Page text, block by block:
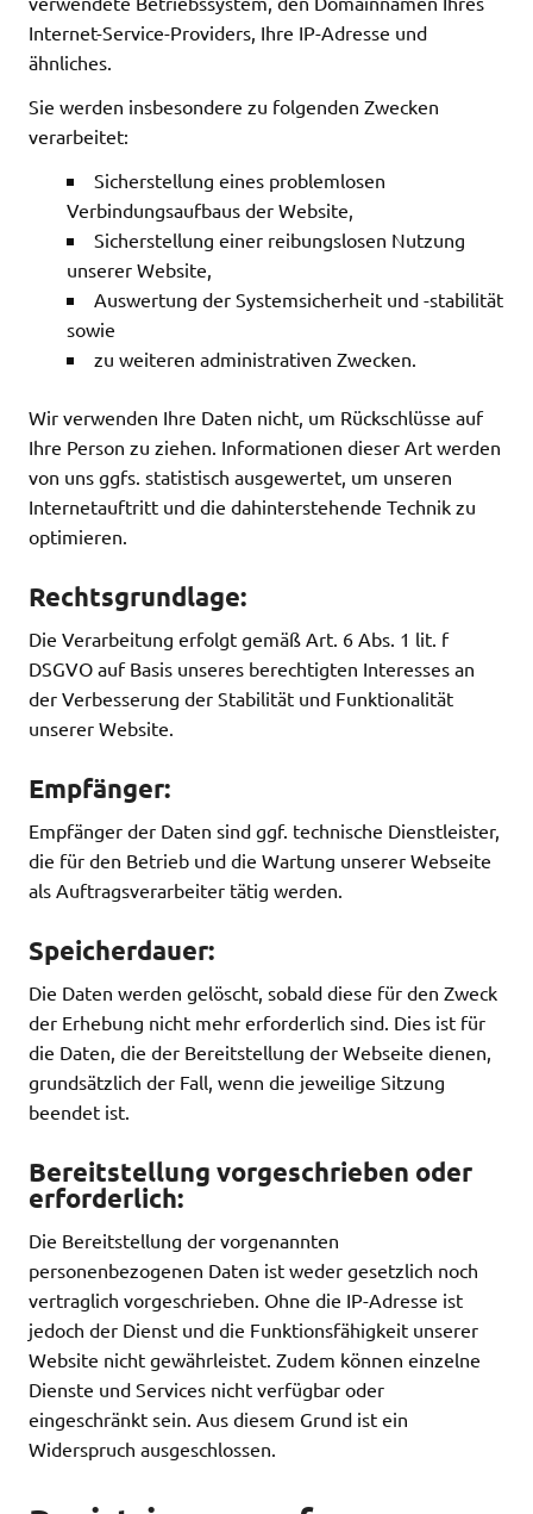
Internet-Service-Providers, Ihre IP-Adresse und
ähnliches.
Sie werden insbesondere zu folgenden Zwecken
verarbeitet:
Sicherstellung eines problemlosen
Verbindungsaufbaus der Website,
Sicherstellung einer reibungslosen Nutzung
unserer Website,
Auswertung der Systemsicherheit und -stabilität
sowie
zu weiteren administrativen Zwecken.
Wir verwenden Ihre Daten nicht, um Rückschlüsse auf
Ihre Person zu ziehen. Informationen dieser Art werden
von uns ggfs. statistisch ausgewertet, um unseren
Internetauftritt und die dahinterstehende Technik zu
optimieren.
Rechtsgrundlage:
Die Verarbeitung erfolgt gemäß Art. 6 Abs. 1 lit. f
DSGVO auf Basis unseres berechtigten Interesses an
der Verbesserung der Stabilität und Funktionalität
unserer Website.
Empfänger:
Empfänger der Daten sind ggf. technische Dienstleister,
die für den Betrieb und die Wartung unserer Webseite
als Auftragsverarbeiter tätig werden.
Speicherdauer:
Die Daten werden gelöscht, sobald diese für den Zweck
der Erhebung nicht mehr erforderlich sind. Dies ist für
die Daten, die der Bereitstellung der Webseite dienen,
grundsätzlich der Fall, wenn die jeweilige Sitzung
beendet ist.
Bereitstellung vorgeschrieben oder
erforderlich:
Die Bereitstellung der vorgenannten
personenbezogenen Daten ist weder gesetzlich noch
vertraglich vorgeschrieben. Ohne die IP-Adresse ist
jedoch der Dienst und die Funktionsfähigkeit unserer
Website nicht gewährleistet. Zudem können einzelne
Dienste und Services nicht verfügbar oder
eingeschränkt sein. Aus diesem Grund ist ein
Widerspruch ausgeschlossen.